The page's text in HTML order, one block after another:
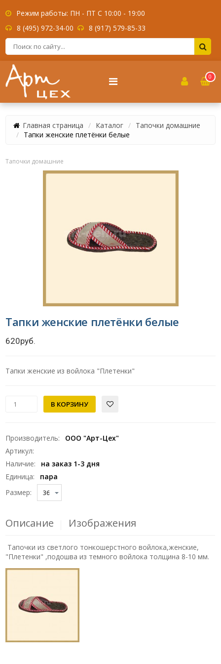
Режим работы: ПН - ПТ С 10:00 - 19:00
8 (495) 972-34-00
8 (917) 579-85-33
0
Главная страница Каталог
Тапочки домашние
Тапки женские плетёнки белые
Тапочки домашние
Тапки женские плетёнки белые
620руб.
Тапки женские из войлока "Плетенки"
Производитель:
ООО "Арт-Цех"
Артикул:
Наличие:
на заказ 1-3 дня
Единица:
пара
Размер:
Описание Изображения
Тапочки из светлого тонкошерстного войлока,женские,
"Плетенки" ,подошва из темного войлока толщина 8-10 мм.